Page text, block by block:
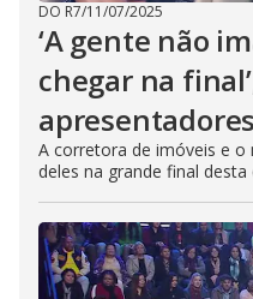
DO R7/11/07/2025
‘A gente não
chegar na
A corretora de imóveis e
deles na grande final